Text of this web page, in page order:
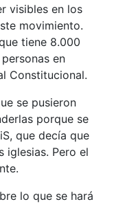
visibles en los
movimiento.
tiene 8.000
en
Constitucional.
se pusieron
porque se
que decía que
iglesias. Pero el
lo que se hará